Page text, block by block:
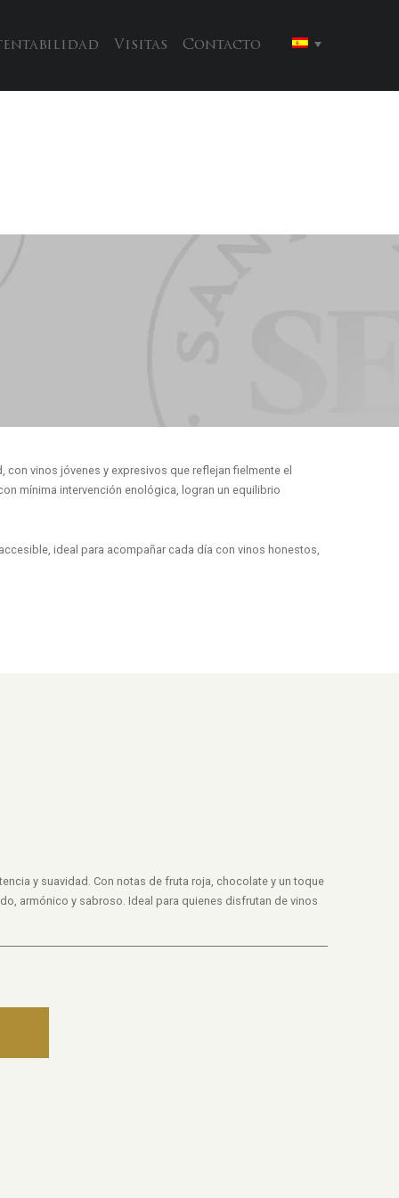
Visitas Contacto
vinos jóvenes y expresivos que reflejan fielmente el
mínima intervención enológica, logran un equilibrio
ideal para acompañar cada día con vinos honestos,
y suavidad. Con notas de fruta roja, chocolate y un toque
armónico y sabroso. Ideal para quienes disfrutan de vinos